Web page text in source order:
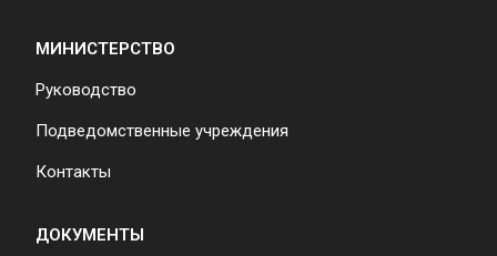
МИНИСТЕРСТВО
Руководство
Подведомственные учреждения
Контакты
ДОКУМЕНТЫ